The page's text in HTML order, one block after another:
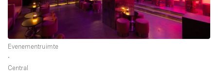
Evenementruimte
∙
Central